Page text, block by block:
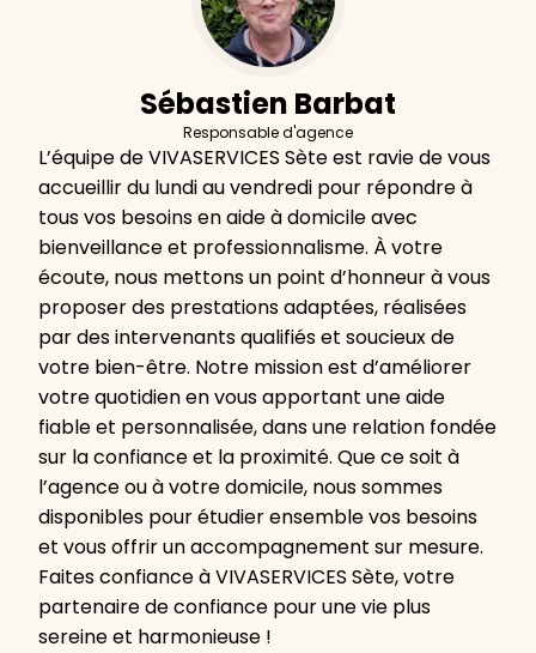
Sébastien Barbat
Responsable d'agence
L’équipe de VIVASERVICES Sète est ravie de vous
accueillir du lundi au vendredi pour répondre à
tous vos besoins en aide à domicile avec
bienveillance et professionnalisme. À votre
écoute, nous mettons un point d’honneur à vous
proposer des prestations adaptées, réalisées
par des intervenants qualifiés et soucieux de
votre bien-être. Notre mission est d’améliorer
votre quotidien en vous apportant une aide
fiable et personnalisée, dans une relation fondée
sur la confiance et la proximité. Que ce soit à
l’agence ou à votre domicile, nous sommes
disponibles pour étudier ensemble vos besoins
et vous offrir un accompagnement sur mesure.
Faites confiance à VIVASERVICES Sète, votre
partenaire de confiance pour une vie plus
sereine et harmonieuse !